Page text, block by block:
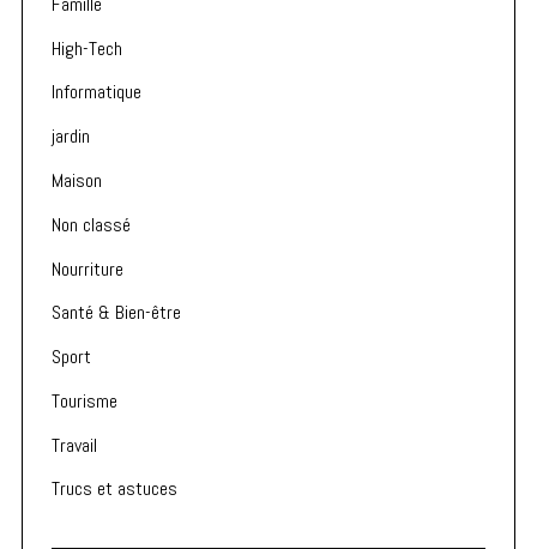
High-Tech
Informatique
jardin
Maison
Non classé
Nourriture
Santé & Bien-être
Sport
Tourisme
Travail
Trucs et astuces